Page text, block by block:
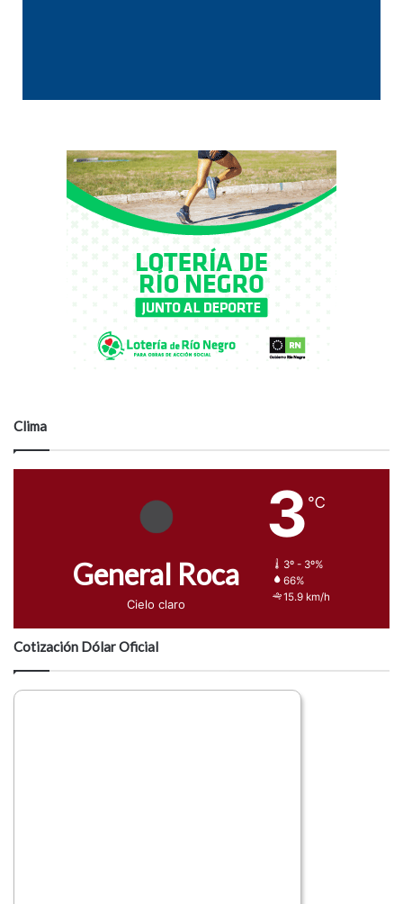
Clima
General Roca
Cielo claro
3 ℃
3º - 3º%
66%
15.9 km/h
Cotización Dólar Oficial